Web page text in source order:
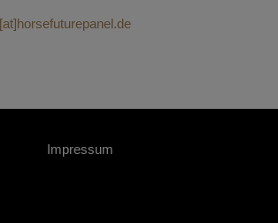
Impressum